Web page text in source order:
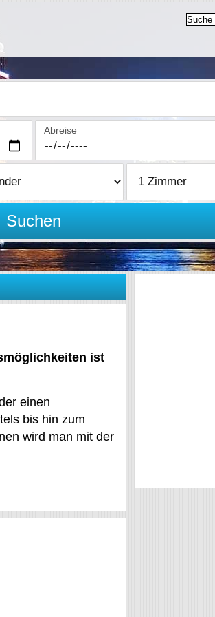
Abreise
Suchen
ist
einen
bis hin zum
wird man mit der